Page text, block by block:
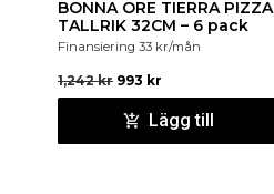
BONNA ORE TIERRA PIZZA
TALLRIK 32CM – 6 pack
Finansiering 33 kr/mån
1,242kr 993 kr
Lägg till